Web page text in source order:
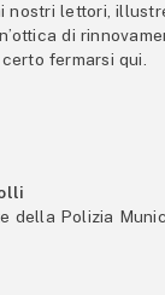
lettori,
di
fermarsi qui.
della Polizia